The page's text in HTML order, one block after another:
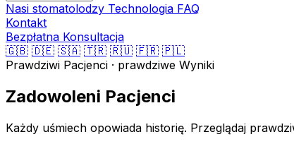
Nasi stomatolodzy Technologia FAQ
Kontakt
Bezpłatna Konsultacja
🇬🇧 🇩🇪 🇸🇦 🇹🇷 🇷🇺 🇫🇷 🇵🇱
Prawdziwi Pacjenci · prawdziwe Wyniki
Zadowoleni Pacjenci
Każdy uśmiech opowiada historię. Przeglądaj